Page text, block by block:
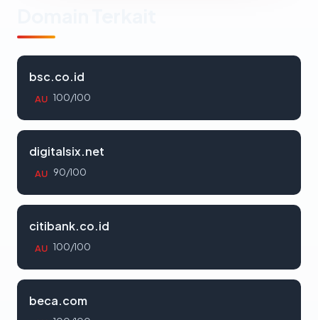
bsc.co.id
AU 100/100
digitalsix.net
AU 90/100
citibank.co.id
AU 100/100
beca.com